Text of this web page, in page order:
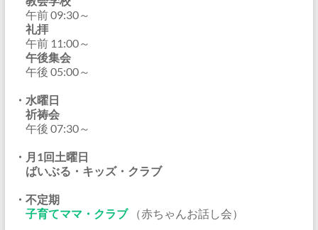
午前 09:30～
礼拝
午前 11:00～
午後集会
午後 05:00～
・水曜日
祈祷会
午後 07:30～
・月1回土曜日
ばいぶる・キッズ・クラブ
・不定期
子育てママ・クラブ（赤ちゃんお話し会）